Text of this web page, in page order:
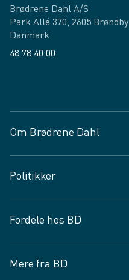
Brødrene Dahl A/S
Park Allé 370, 2605 Brøndby
Danmark
48 78 40 00
Om Brødrene Dahl
Vagttelefon 30 10 89 89
Spørgsmål og svar
Job og karriere
Fødevarekontrolrapport
Politikker
Privatlivspolitik
Cookies
Vilkår og betingelser
Fordele hos BD
BD app
Mere fra BD